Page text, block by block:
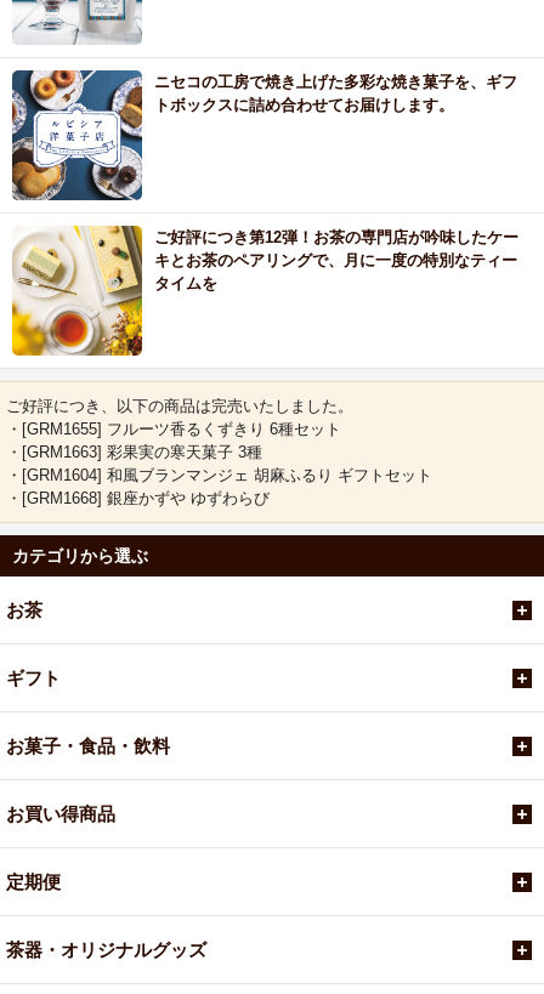
ニセコの工房で焼き上げた多彩な焼き菓子を、ギフ
トボックスに詰め合わせてお届けします。
ご好評につき第12弾！お茶の専門店が吟味したケー
キとお茶のペアリングで、月に一度の特別なティー
タイムを
ご好評につき、以下の商品は完売いたしました。
・[GRM1655] フルーツ香るくずきり 6種セット
・[GRM1663] 彩果実の寒天菓子 3種
・[GRM1604] 和風ブランマンジェ 胡麻ふるり ギフトセット
・[GRM1668] 銀座かずや ゆずわらび
カテゴリから選ぶ
お茶
ギフト
お菓子・食品・飲料
お買い得商品
定期便
茶器・オリジナルグッズ